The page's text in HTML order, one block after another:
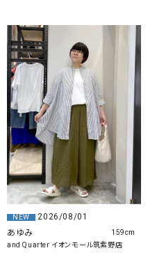
NEW
2026/08/01
あゆみ
and Quarter イオンモール筑紫野店
159cm